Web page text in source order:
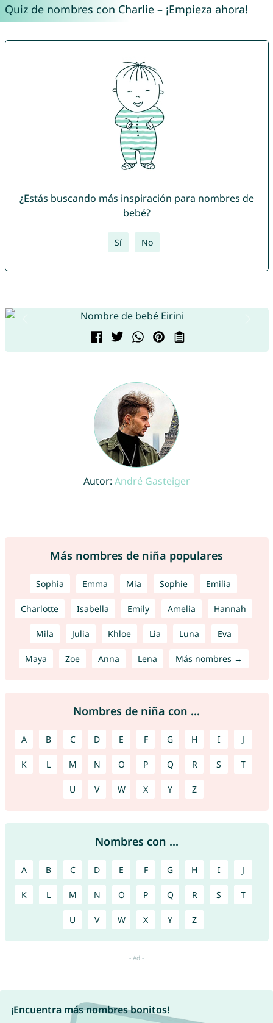
Quiz de nombres con Charlie – ¡Empieza ahora!
¿Estás buscando más inspiración para nombres de
bebé?
Sí No
Autor: André Gasteiger
Más nombres de niña populares
Sophia Emma Mia Sophie Emilia
Charlotte Isabella Emily Amelia Hannah
Mila Julia Khloe Lia Luna Eva
Maya Zoe Anna Lena Más nombres →
Nombres de niña con ...
A B C D E F G H I J
K L M N O P Q R S T
U V W X Y Z
Nombres con ...
A B C D E F G H I J
K L M N O P Q R S T
U V W X Y Z
¡Encuentra más nombres bonitos!